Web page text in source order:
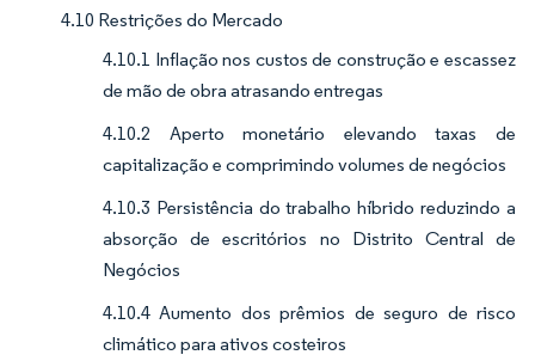
4.10 Restrições do Mercado
4.10.1 Inflação nos custos de construção e escassez
de mão de obra atrasando entregas
4.10.2 Aperto monetário elevando taxas de
capitalização e comprimindo volumes de negócios
4.10.3 Persistência do trabalho híbrido reduzindo a
absorção de escritórios no Distrito Central de
Negócios
4.10.4 Aumento dos prêmios de seguro de risco
climático para ativos costeiros